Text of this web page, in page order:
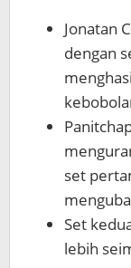
Jonatan
dengan
set
Set
lebih